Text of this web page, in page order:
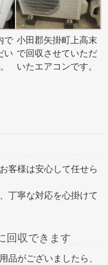
で
い
小田郡矢掛町上高末
で回収させていただ
いたエアコンです。
客様は安心して任せら
丁寧な対応を心掛けて
回収できます
品がございましたら、